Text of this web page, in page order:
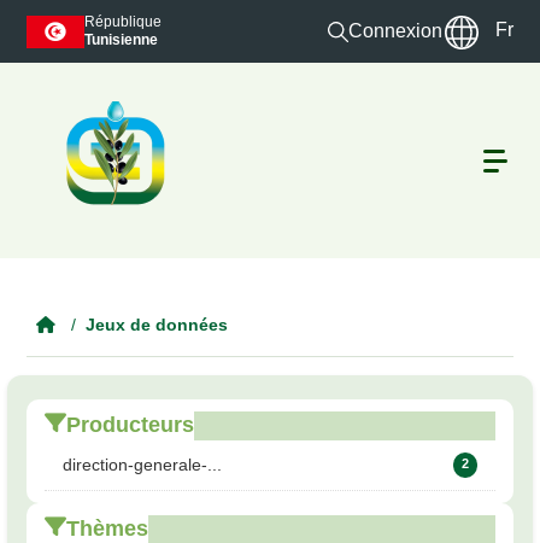
Skip to main content
République
Tunisienne
Connexion Fr
Jeux de données
Producteurs
direction-generale-... 2
Thèmes